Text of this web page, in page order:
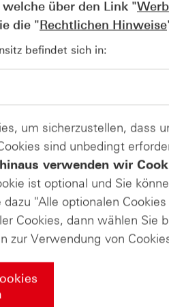
Turbo-Optionsscheine
zur
mit Turbo-Zertifikaten.
zu uns
& Downloads
über den Link "
die "Rechtlichen Hinweise
befindet sich in:
um sicherzustellen, dass
sind unbedingt
verwenden wir
ist optional und Sie
"Alle optionalen
Cookies, dann wählen Sie
zur Verwendung von